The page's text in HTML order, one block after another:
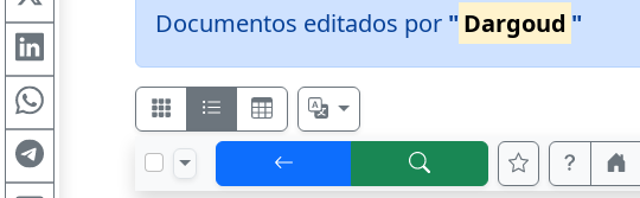
Documentos editados por " Dargoud "